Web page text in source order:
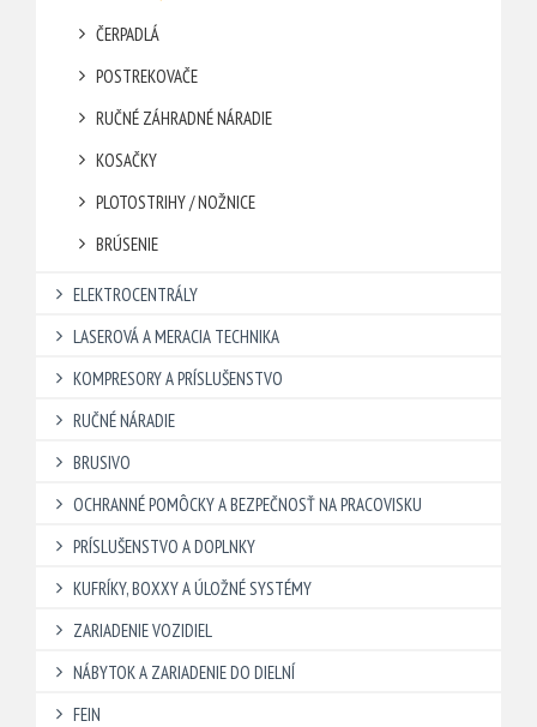
ČERPADLÁ
POSTREKOVAČE
RUČNÉ ZÁHRADNÉ NÁRADIE
KOSAČKY
PLOTOSTRIHY / NOŽNICE
BRÚSENIE
ELEKTROCENTRÁLY
LASEROVÁ A MERACIA TECHNIKA
KOMPRESORY A PRÍSLUŠENSTVO
RUČNÉ NÁRADIE
BRUSIVO
OCHRANNÉ POMÔCKY A BEZPEČNOSŤ NA PRACOVISKU
PRÍSLUŠENSTVO A DOPLNKY
KUFRÍKY, BOXXY A ÚLOŽNÉ SYSTÉMY
ZARIADENIE VOZIDIEL
NÁBYTOK A ZARIADENIE DO DIELNÍ
FEIN